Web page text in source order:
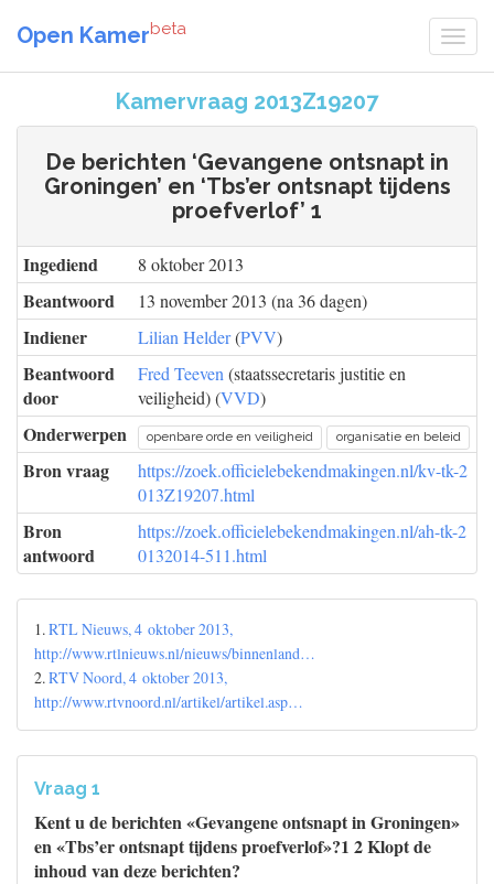
Open Kamerbeta
Kamervraag 2013Z19207
De berichten ‘Gevangene ontsnapt in
Groningen’ en ‘Tbs’er ontsnapt tijdens
proefverlof’ 1
Ingediend 8 oktober 2013
Beantwoord 13 november 2013 (na 36 dagen)
Indiener Lilian Helder(PVV)
Beantwoord
door
Fred Teeven (staatssecretaris justitie en
veiligheid) (VVD)
Onderwerpen openbare orde en veiligheid organisatie en beleid
Bron vraag
https://zoek.officielebekendmakingen.nl/kv-tk-2
013Z19207.html
Bron
antwoord
https://zoek.officielebekendmakingen.nl/ah-tk-2
0132014-511.html
1.RTL Nieuws, 4 oktober 2013,
http://www.rtlnieuws.nl/nieuws/binnenland…
2.RTV Noord, 4 oktober 2013,
http://www.rtvnoord.nl/artikel/artikel.asp…
Vraag 1
Kent u de berichten «Gevangene ontsnapt in Groningen»
en «Tbs’er ontsnapt tijdens proefverlof»?1 2 Klopt de
inhoud van deze berichten?